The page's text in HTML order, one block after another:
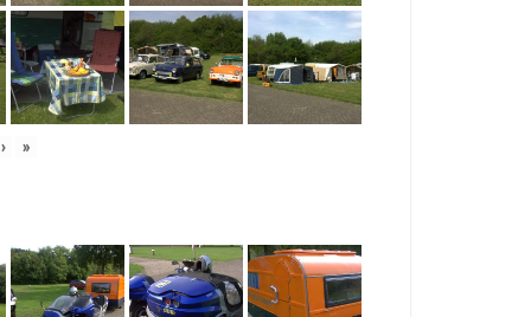
› »